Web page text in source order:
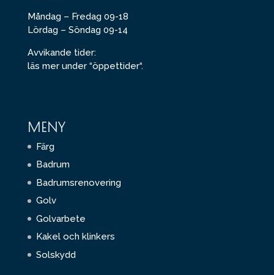
Måndag – Fredag 09-18
Lördag – Söndag 09-14
Avvikande tider:
läs mer under “öppettider“.
MENY
Färg
Badrum
Badrumsrenovering
Golv
Golvarbete
Kakel och klinkers
Solskydd